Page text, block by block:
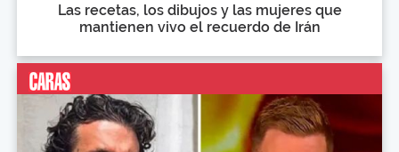
Las recetas, los dibujos y las mujeres que
mantienen vivo el recuerdo de Irán